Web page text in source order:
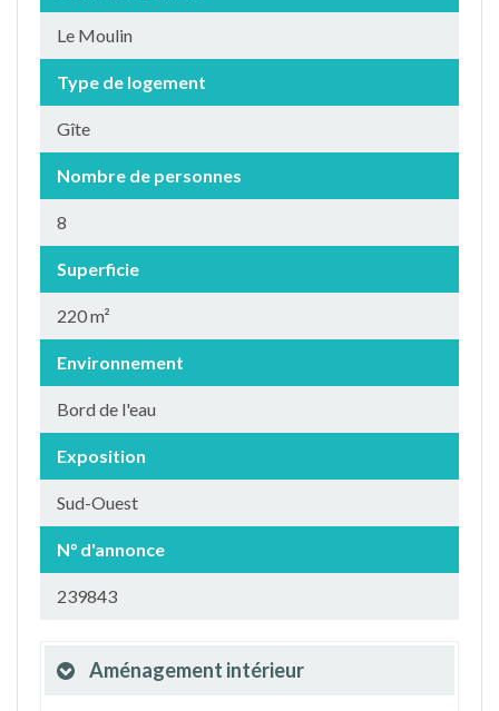
Le Moulin
Type de logement
Gîte
Nombre de personnes
8
Superficie
220 m²
Environnement
Bord de l'eau
Exposition
Sud-Ouest
N° d'annonce
239843
Aménagement intérieur